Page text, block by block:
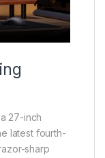
27-inch
latest fourth-
sharp